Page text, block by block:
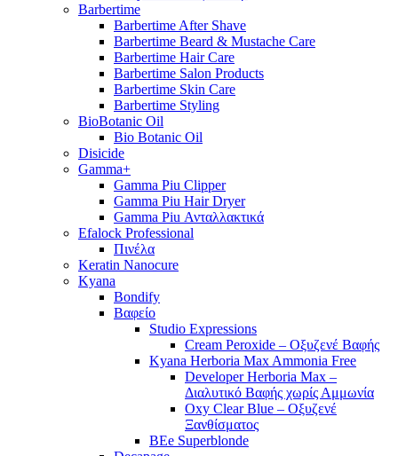
Barbertime
Barbertime After Shave
Barbertime Beard & Mustache Care
Barbertime Hair Care
Barbertime Salon Products
Barbertime Skin Care
Barbertime Styling
BioBotanic Oil
Bio Botanic Oil
Disicide
Gamma+
Gamma Piu Clipper
Gamma Piu Hair Dryer
Gamma Piu Ανταλλακτικά
Efalock Professional
Πινέλα
Keratin Nanocure
Kyana
Bondify
Βαφείο
Studio Expressions
Cream Peroxide – Οξυζενέ Βαφής
Kyana Herboria Max Ammonia Free
Developer Herboria Max –
Διαλυτικό Βαφής χωρίς Αμμωνία
Oxy Clear Blue – Οξυζενέ
Ξανθίσματος
BEe Superblonde